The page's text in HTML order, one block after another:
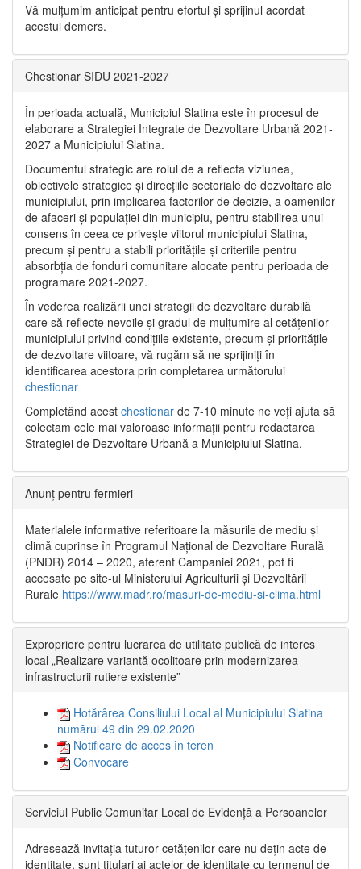
Vă mulţumim anticipat pentru efortul şi sprijinul acordat
acestui demers.
Chestionar SIDU 2021-2027
În perioada actuală, Municipiul Slatina este în procesul de
elaborare a Strategiei Integrate de Dezvoltare Urbană 2021‐
2027 a Municipiului Slatina.
Documentul strategic are rolul de a reflecta viziunea,
obiectivele strategice și direcțiile sectoriale de dezvoltare ale
municipiului, prin implicarea factorilor de decizie, a oamenilor
de afaceri și populației din municipiu, pentru stabilirea unui
consens în ceea ce privește viitorul municipiului Slatina,
precum și pentru a stabili prioritățile și criteriile pentru
absorbția de fonduri comunitare alocate pentru perioada de
programare 2021-2027.
În vederea realizării unei strategii de dezvoltare durabilă
care să reflecte nevoile și gradul de mulțumire al cetățenilor
municipiului privind condițiile existente, precum și prioritățile
de dezvoltare viitoare, vă rugăm să ne sprijiniți în
identificarea acestora prin completarea următorului
chestionar
Completând acest chestionar de 7-10 minute ne veți ajuta să
colectam cele mai valoroase informații pentru redactarea
Strategiei de Dezvoltare Urbană a Municipiului Slatina.
Anunț pentru fermieri
Materialele informative referitoare la măsurile de mediu și
climă cuprinse în Programul Național de Dezvoltare Rurală
(PNDR) 2014 – 2020, aferent Campaniei 2021, pot fi
accesate pe site-ul Ministerului Agriculturii și Dezvoltării
Rurale https://www.madr.ro/masuri-de-mediu-si-clima.html
Expropriere pentru lucrarea de utilitate publică de interes
local „Realizare variantă ocolitoare prin modernizarea
infrastructurii rutiere existente”
Hotărârea Consiliului Local al Municipiului Slatina
numărul 49 din 29.02.2020
Notificare de acces în teren
Convocare
Serviciul Public Comunitar Local de Evidență a Persoanelor
Adresează invitația tuturor cetățenilor care nu dețin acte de
identitate, sunt titulari ai actelor de identitate cu termenul de